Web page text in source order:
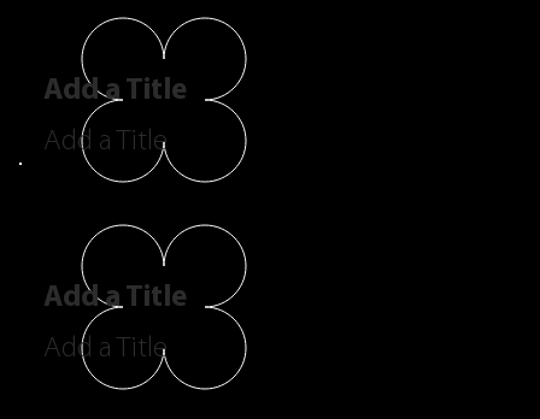
Add a Title
Add a Title
Add a Title
Add a Title